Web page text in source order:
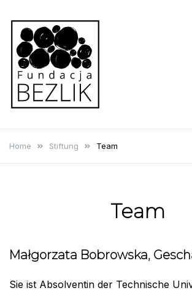
content
BEZLIK
Stiftung
Home Stiftung Team
Team
Małgorzata Bobrowska,
Sie ist Absolventin der Technische